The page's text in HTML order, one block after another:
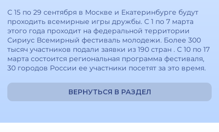
С 15 по 29 сентября в Москве и Екатеринбурге будут
проходить всемирные игры дружбы. С 1 по 7 марта
этого года проходит на федеральной территории
Сириус Всемирный фестиваль молодежи. Более 300
тысяч участников подали заявки из 190 стран . С 10 по 17
марта состоится региональная программа фестиваля,
30 городов России ее участники посетят за это время.
ВЕРНУТЬСЯ В РАЗДЕЛ